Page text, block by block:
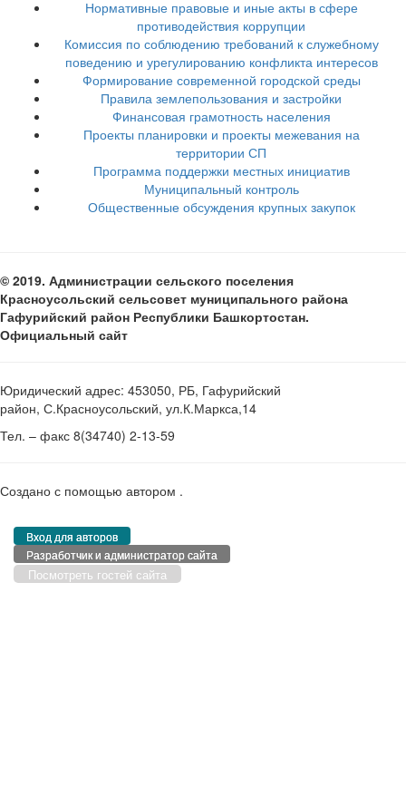
Нормативные правовые и иные акты в сфере
противодействия коррупции
Комиссия по соблюдению требований к служебному
поведению и урегулированию конфликта интересов
Формирование современной городской среды
Правила землепользования и застройки
Финансовая грамотность населения
Проекты планировки и проекты межевания на
территории СП
Программа поддержки местных инициатив
Муниципальный контроль
Общественные обсуждения крупных закупок
© 2019. Администрации сельского поселения
Красноусольский сельсовет муниципального района
Гафурийский район Республики Башкортостан.
Официальный сайт
Юридический адрес: 453050, РБ, Гафурийский
район, С.Красноусольский, ул.К.Маркса,14
Тел. – факс 8(34740) 2-13-59
Создано с помощью автором .
Вход для авторов
Разработчик и администратор сайта
Посмотреть гостей сайта